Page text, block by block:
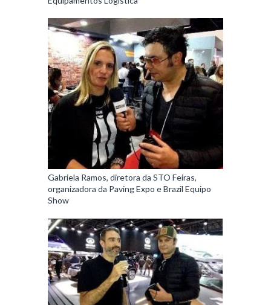
Gabriela Ramos, diretora da STO Feiras,
organizadora da Paving Expo e Brazil Equipo
Show